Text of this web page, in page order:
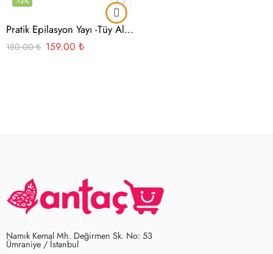
Pratik Epilasyon Yayı -Tüy Alma Aparatı
180.00₺ 159.00 ₺
Namık Kemal Mh. Değirmen Sk. No: 53
Ümraniye / İstanbul